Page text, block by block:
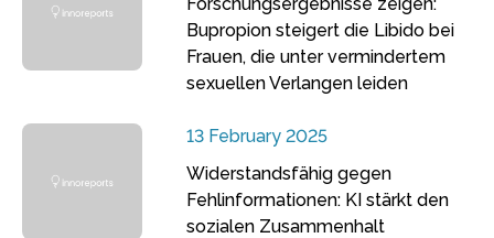
Bupropion steigert die Libido bei
Frauen, die unter vermindertem
sexuellen Verlangen leiden
13 February 2025
Widerstandsfähig gegen
Fehlinformationen: KI stärkt den
sozialen Zusammenhalt